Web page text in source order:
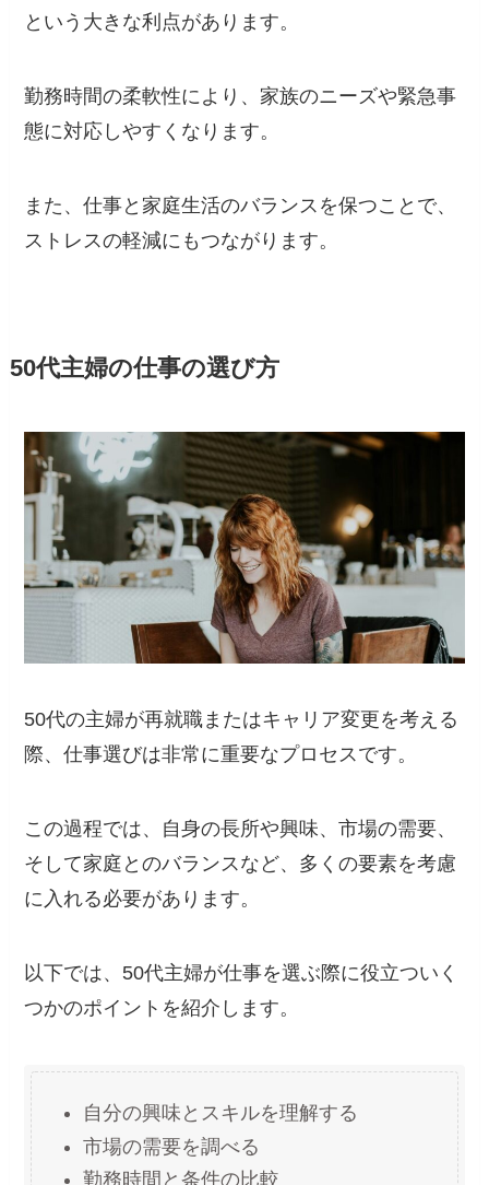
という大きな利点があります。
勤務時間の柔軟性により、家族のニーズや緊急事
態に対応しやすくなります。
また、仕事と家庭生活のバランスを保つことで、
ストレスの軽減にもつながります。
50代主婦の仕事の選び方
50代の主婦が再就職またはキャリア変更を考える
際、仕事選びは非常に重要なプロセスです。
この過程では、自身の長所や興味、市場の需要、
そして家庭とのバランスなど、多くの要素を考慮
に入れる必要があります。
以下では、50代主婦が仕事を選ぶ際に役立ついく
つかのポイントを紹介します。
自分の興味とスキルを理解する
市場の需要を調べる
勤務時間と条件の比較